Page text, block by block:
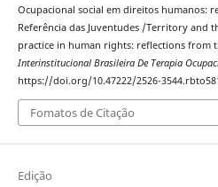
Ocupacional social em direitos humanos:
Referência das Juventudes /Territory and
practice in human rights: reflections from
Interinstitucional Brasileira De Terapia
https://doi.org/10.47222/2526-
Fomatos de Citação
Edição